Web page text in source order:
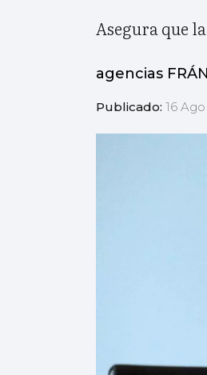
Asegura que
agencias
Publicado: 16